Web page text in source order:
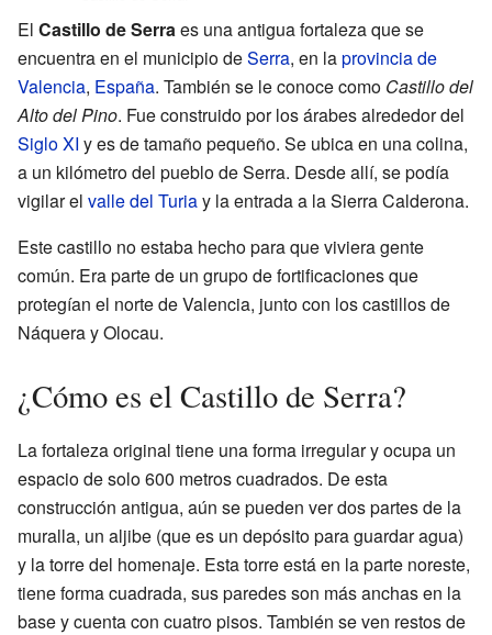
El Castillo de Serra es una antigua fortaleza que se
encuentra en el municipio deSerra, en laprovincia de
Valencia, España. También se le conoce como Castillo del
Alto del Pino. Fue construido por los árabes alrededor del
Siglo XI y es de tamaño pequeño. Se ubica en una colina,
a un kilómetro del pueblo de Serra. Desde allí, se podía
vigilar el valle del Turiay la entrada a la Sierra Calderona.
Este castillo no estaba hecho para que viviera gente
común. Era parte de un grupo de fortificaciones que
protegían el norte de Valencia, junto con los castillos de
Náquera y Olocau.
¿Cómo es el Castillo de Serra?
La fortaleza original tiene una forma irregular y ocupa un
espacio de solo 600 metros cuadrados. De esta
construcción antigua, aún se pueden ver dos partes de la
muralla, un aljibe (que es un depósito para guardar agua)
y la torre del homenaje. Esta torre está en la parte noreste,
tiene forma cuadrada, sus paredes son más anchas en la
base y cuenta con cuatro pisos. También se ven restos de